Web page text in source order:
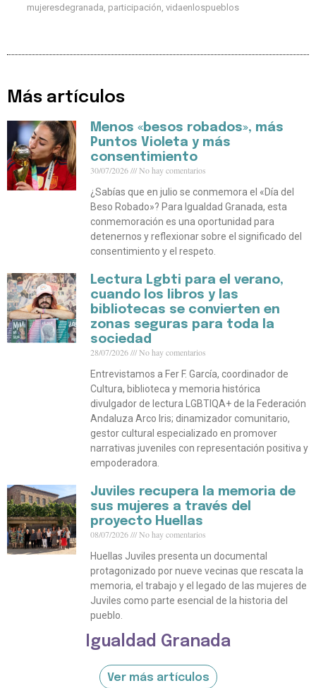
Igualdad Granada
Ver más artículos
mujeresdegranada participación vidaenlospueblos
Más artículos
Menos «besos robados», más
Puntos Violeta y más
consentimiento
30/07/2026
No hay comentarios
¿Sabías que en julio se conmemora el «Día del
Beso Robado»? Para Igualdad Granada, esta
conmemoración es una oportunidad para
detenernos y reflexionar sobre el significado del
consentimiento y el respeto.
Lectura Lgbti para el verano,
cuando los libros y las
bibliotecas se convierten en
zonas seguras para toda la
sociedad
28/07/2026
No hay comentarios
Entrevistamos a Fer F. García, coordinador de
Cultura, biblioteca y memoria histórica
divulgador de lectura LGBTIQA+ de la Federación
Andaluza Arco Iris; dinamizador comunitario,
gestor cultural especializado en promover
narrativas juveniles con representación positiva y
empoderadora.
Juviles recupera la memoria de
sus mujeres a través del
proyecto Huellas
08/07/2026
No hay comentarios
Huellas Juviles presenta un documental
protagonizado por nueve vecinas que rescata la
memoria, el trabajo y el legado de las mujeres de
Juviles como parte esencial de la historia del
pueblo.